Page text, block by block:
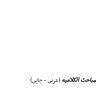
(عربى - چاپى)